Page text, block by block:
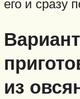
его и сразу
из